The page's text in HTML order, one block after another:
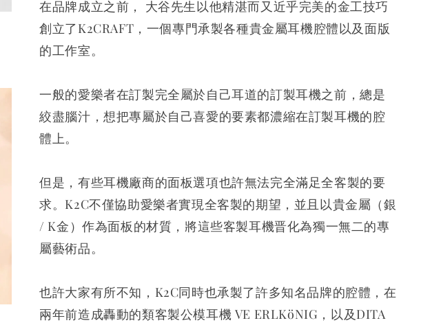
在品牌成立之前， 大谷先生以他精湛而又近乎完美的金工技巧
創立了K2CRAFT，一個專門承製各種貴金屬耳機腔體以及面版
的工作室。
一般的愛樂者在訂製完全屬於自己耳道的訂製耳機之前，總是
絞盡腦汁，想把專屬於自己喜愛的要素都濃縮在訂製耳機的腔
體上。
但是，有些耳機廠商的面板選項也許無法完全滿足全客製的要
求。K2C不僅協助愛樂者實現全客製的期望，並且以貴金屬（銀
/ K金）作為面板的材質，將這些客製耳機晋化為獨一無二的專
屬藝術品。
也許大家有所不知，K2C同時也承製了許多知名品牌的腔體，在
兩年前造成轟動的類客製公模耳機 VE ERLKöNIG，以及DITA